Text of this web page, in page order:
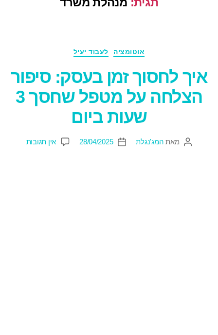
אוטומציה לעבוד יעיל
איך לחסוך זמן בעסק: סיפור
הצלחה על מטפל שחסך 3
שעות ביום
מאת המג'נגלת 28/04/2025 אין תגובות